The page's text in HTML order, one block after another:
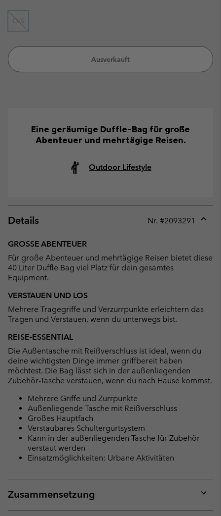
O/S
Ausverkauft
Eine geräumige Duffle-Bag für große
Abenteuer und mehrtägige Reisen.
Outdoor Lifestyle
Details Nr. #2093291
GROSSE ABENTEUER
Für große Abenteuer und mehrtägige Reisen bietet diese
40 Liter Duffle Bag viel Platz für dein gesamtes
Equipment.
VERSTAUEN UND LOS
Mehrere Tragegriffe und Verzurrpunkte erleichtern das
Tragen und Verstauen, wenn du unterwegs bist.
REISE-ESSENTIAL
Die Außentasche mit Reißverschluss ist ideal, wenn du
deine wichtigsten Dinge immer griffbereit haben
möchtest. Die Bag lässt sich in der außenliegenden
Zubehör-Tasche verstauen, wenn du nach Hause kommst.
Mehrere Griffe und Zurrpunkte
Außenliegende Tasche mit Reißverschluss
Großes Hauptfach
Verstaubares Schultergurtsystem
Kann in der außenliegenden Tasche für Zubehör
verstaut werden
Einsatzmöglichkeiten: Urbane Aktivitäten
Zusammensetzung
or